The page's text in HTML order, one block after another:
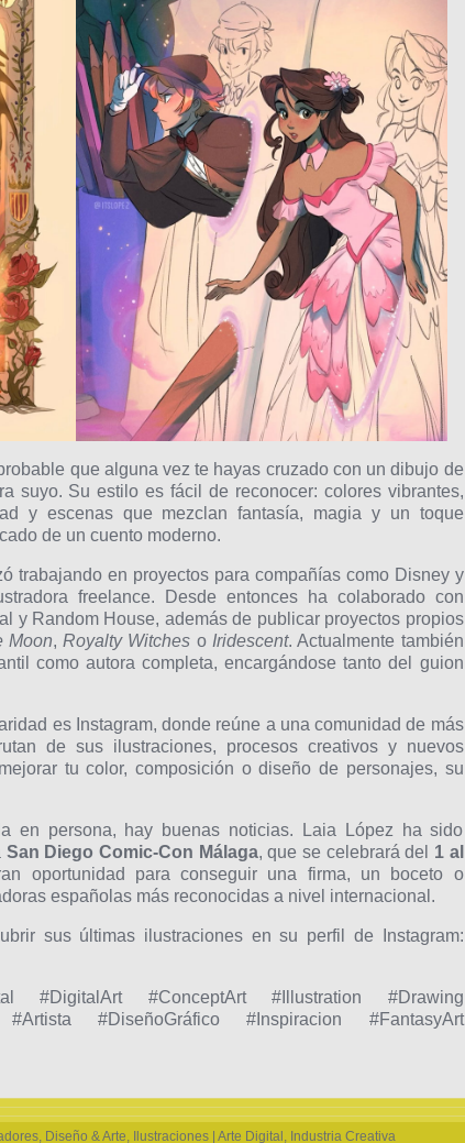
que alguna vez te hayas cruzado con un dibujo de
suyo. Su estilo es fácil de reconocer: colores vibrantes,
y escenas que mezclan fantasía, magia y un toque
de un cuento moderno.
trabajando en proyectos para compañías como Disney y
freelance. Desde entonces ha colaborado con
y Random House, además de publicar proyectos propios
Moon,Royalty Witches o Iridescent. Actualmente también
como autora completa, encargándose tanto del guion
es Instagram, donde reúne a una comunidad de más
de sus ilustraciones, procesos creativos y nuevos
tu color, composición o diseño de personajes, su
en persona, hay buenas noticias. Laia López ha sido
San Diego Comic-Con Málaga, que se celebrará del 1 al
oportunidad para conseguir una firma, un boceto o
españolas más reconocidas a nivel internacional.
sus últimas ilustraciones en su perfil de Instagram:
#DigitalArt #ConceptArt #Illustration #Drawing
#Artista #DiseñoGráfico #Inspiracion #FantasyArt
, Diseño & Arte, Ilustraciones | Arte Digital , Industria Creativa